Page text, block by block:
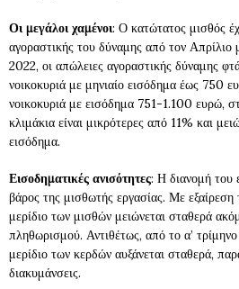
Οι μεγάλοι χαμένοι: Ο κατώτατος μισθός
αγοραστικής του δύναμης από τον
2022, οι απώλειες αγοραστικής δύναμης
νοικοκυριά με μηνιαίο εισόδημα έως 750
νοικοκυριά με εισόδημα 751-1.100 ευρώ,
κλιμάκια είναι μικρότερες από 11% και
εισόδημα.
Εισοδηματικές ανισότητες: Η διανομή του
βάρος της μισθωτής εργασίας. Με
μερίδιο των μισθών μειώνεται σταθερά
πληθωρισμού. Αντιθέτως, από το α’
μερίδιο των κερδών αυξάνεται σταθερά,
διακυμάνσεις.